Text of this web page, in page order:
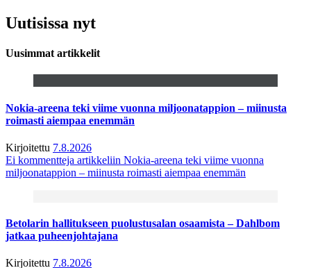
Uutisissa nyt
Uusimmat artikkelit
Nokia-areena teki viime vuonna miljoonatappion – miinusta
roimasti aiempaa enemmän
Kirjoitettu 7.8.2026
Ei kommentteja artikkeliin Nokia-areena teki viime vuonna
miljoonatappion – miinusta roimasti aiempaa enemmän
Betolarin hallitukseen puolustusalan osaamista – Dahlbom
jatkaa puheenjohtajana
Kirjoitettu 7.8.2026